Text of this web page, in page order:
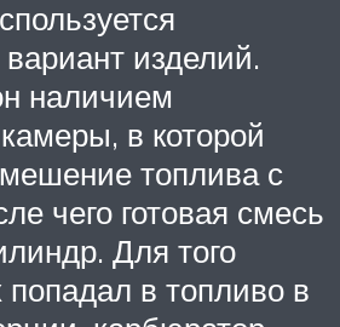
изделий.
наличием
в которой
топлива с
чего готовая смесь
Для того
попадал в топливо в